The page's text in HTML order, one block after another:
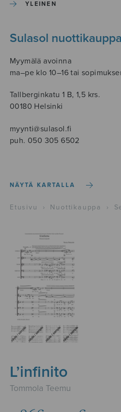
YLEINEN
Sulasol nuottikauppa
Myymälä avoinna
ma–pe klo 10–16 tai
Tallberginkatu 1 B, 1,5 krs.
00180 Helsinki
myynti@sulasol.fi
puh. 050 305 6502
NÄYTÄ KARTALLA
Etusivu › Nuottikauppa ›
L’infinito
Tommola Teemu